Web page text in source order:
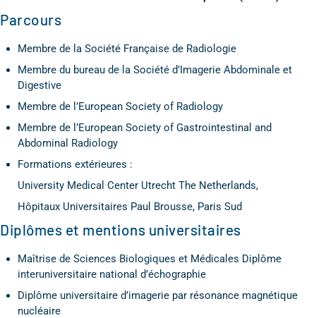
Parcours
Membre de la Société Française de Radiologie
Membre du bureau de la Société d’Imagerie Abdominale et
Digestive
Membre de l’European Society of Radiology
Membre de l’European Society of Gastrointestinal and
Abdominal Radiology
Formations extérieures :
University Medical Center Utrecht The Netherlands,
Hôpitaux Universitaires Paul Brousse, Paris Sud
Diplômes et mentions universitaires
Maîtrise de Sciences Biologiques et Médicales Diplôme
interuniversitaire national d’échographie
Diplôme universitaire d’imagerie par résonance magnétique
nucléaire